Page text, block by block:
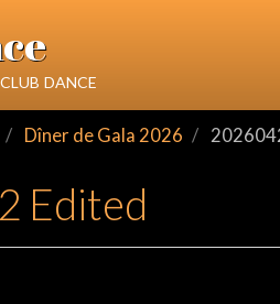
dance
Dîner de Gala 2026
Edited